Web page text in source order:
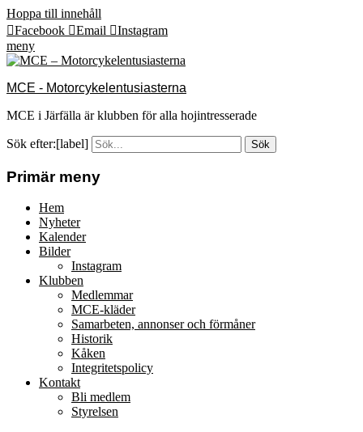
Hoppa till innehåll
Facebook
Email
Instagram
meny
MCE - Motorcykelentusiasterna
MCE i Järfälla är klubben för alla hojintresserade
Sök efter:[label]
Primär meny
Hem
Nyheter
Kalender
Bilder
Instagram
Klubben
Medlemmar
MCE-kläder
Samarbeten, annonser och förmåner
Historik
Kåken
Integritetspolicy
Kontakt
Bli medlem
Styrelsen